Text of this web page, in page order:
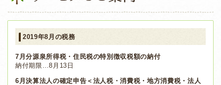
2019年8月の税務
7月分源泉所得税・住民税の特別徴収税額の納付
納付期限…8月13日
6月決算法人の確定申告＜法人税・消費税・地方消費税・法人